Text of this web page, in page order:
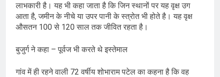
लाभकारी है। यह भी कहा जाता है कि जिन स्थानों पर यह वृक्ष उग
आता है, जमीन के नीचे या उपर पानी के स्त्रोत भी होते है। यह वृक्ष
औसतन 100 से 120 साल तक जीवित रहता है।
बुजुर्ग ने कहा – पूर्वज भी करते थे इस्तेमाल
गांव में ही रहने वाली 72 वर्षीय शोभाराम पटेल का कहना है कि वह